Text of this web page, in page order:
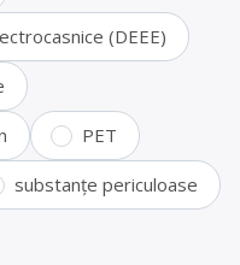
(DEEE)
PET
substanțe periculoase